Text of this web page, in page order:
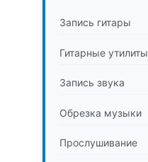
Запись гитары
Гитарные утилиты
Запись звука
Обрезка музыки
Прослушивание